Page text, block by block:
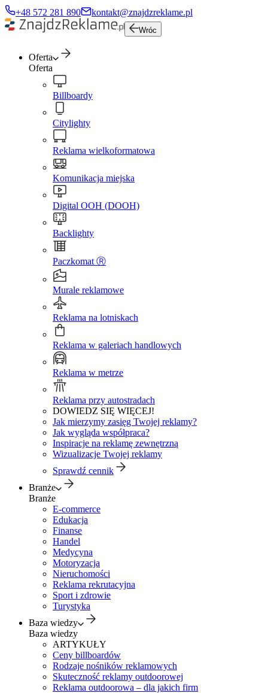
+48 572 281 890 kontakt@znajdzreklame.pl
Wróc
Oferta
Oferta
Billboardy
Citylighty
Reklama wielkoformatowa
Komunikacja miejska
Digital OOH (DOOH)
Backlighty
Paczkomat Ⓡ
Murale reklamowe
Reklama na lotniskach
Reklama w galeriach handlowych
Reklama w metrze
Reklama przy autostradach
DOWIEDZ SIĘ WIĘCEJ!
Jak mierzymy zasięg Twojej reklamy?
Jak wygląda współpraca?
Inspiracje na reklamę zewnętrzną
Wizualizacje Twojej reklamy
Sprawdź cennik
Branże
Branże
E-commerce
Edukacja
Finanse
Handel
Medycyna
Motoryzacja
Nieruchomości
Reklama rekrutacyjna
Sport i zdrowie
Turystyka
Baza wiedzy
Baza wiedzy
ARTYKUŁY
Ceny billboardów
Rodzaje nośników reklamowych
Skuteczność reklamy outdoorowej
Reklama outdoorowa – dla jakich firm